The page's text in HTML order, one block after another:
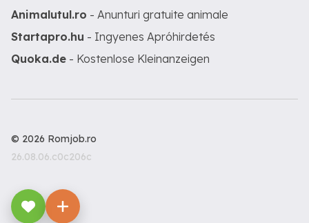
Animalutul.ro - Anunturi gratuite animale
Startapro.hu - Ingyenes Apróhirdetés
Quoka.de - Kostenlose Kleinanzeigen
© 2026 Romjob.ro
26.08.06.c0c206c